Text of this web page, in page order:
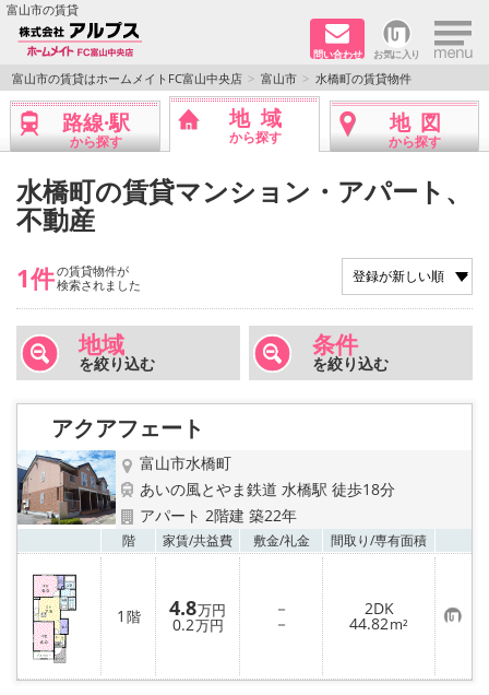
富山市の賃貸
問い合わせ お気に入り ×
TOPページ
ペット同居はご相談ください
路線·駅から探す
地域から探す
地図から探す
店舗情報·アクセス
メールでお問い合わせ
富山市の賃貸はホームメイトFC富山中央店 富山市 水橋町の賃貸物件
路線·駅
から探す
地域
から探す
地図
から探す
水橋町の賃貸マンション・アパート、
不動産
1件の賃貸物件が
検索されました
地域
を絞り込む
条件
を絞り込む
アクアフェート
富山市水橋町
あいの風とやま鉄道 水橋駅 徒歩18分
アパート 2階建 築22年
階 家賃/共益費 敷金/礼金 間取り/専有面積
1 階 4.8万円
0.2万円
－
－
2DK
44.82m² お
気
に
入
り